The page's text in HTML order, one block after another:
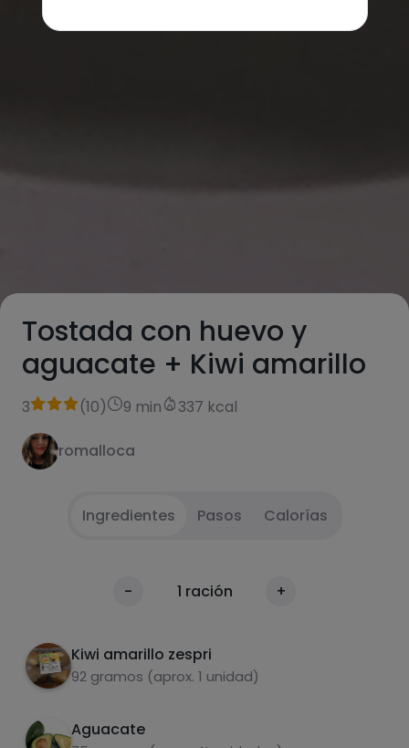
Tostada con huevo y
aguacate + Kiwi amarillo
3 (10) 9 min 337 kcal
romalloca
Ingredientes Pasos Calorías
- 1 ración +
Kiwi amarillo zespri
92 gramos (aprox. 1 unidad)
Aguacate
Hervir el huevo escalfado, tostar el pan, partir
medio aguacate. Pelar y trocear el kiwi.
2 Montar sobre la tostada el aguacate, poner
sal y añadir el Huevo.